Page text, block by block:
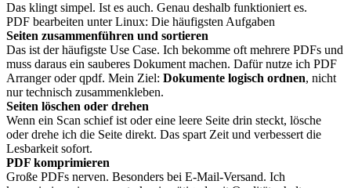
Das klingt simpel. Ist es auch. Genau deshalb funktioniert es.
PDF bearbeiten unter Linux: Die häufigsten Aufgaben
Seiten zusammenführen und sortieren
Das ist der häufigste Use Case. Ich bekomme oft mehrere PDFs und
muss daraus ein sauberes Dokument machen. Dafür nutze ich PDF
Arranger oder qpdf. Mein Ziel: Dokumente logisch ordnen, nicht
nur technisch zusammenkleben.
Seiten löschen oder drehen
Wenn ein Scan schief ist oder eine leere Seite drin steckt, lösche
oder drehe ich die Seite direkt. Das spart Zeit und verbessert die
Lesbarkeit sofort.
PDF komprimieren
Große PDFs nerven. Besonders bei E-Mail-Versand. Ich